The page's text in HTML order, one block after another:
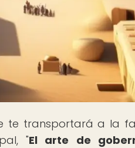
te transportará a la
"El arte de